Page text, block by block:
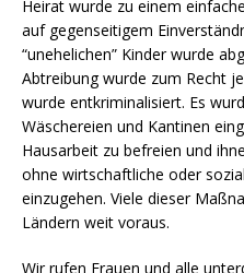
Heirat wurde zu einem
auf gegenseitigem
“unehelichen” Kinder wurde
Abtreibung wurde zum Recht
wurde entkriminalisiert. Es
Wäschereien und Kantinen
Hausarbeit zu befreien und
ohne wirtschaftliche oder
einzugehen. Viele dieser
Ländern weit voraus.
Wir rufen Frauen und alle